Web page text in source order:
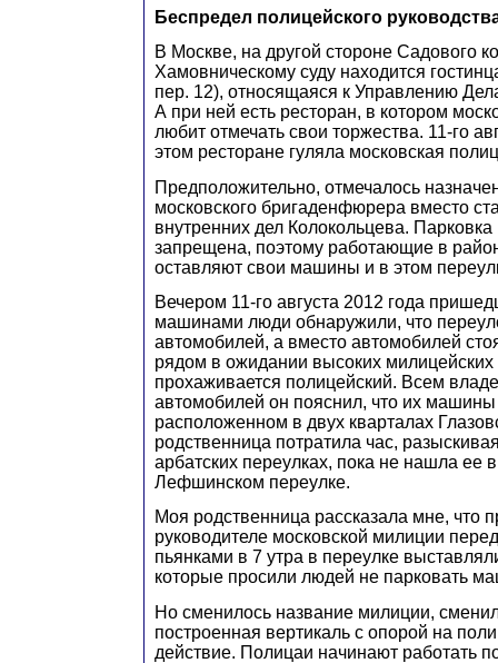
Беспредел полицейского
В Москве, на другой стороне Садового
Хамовническому суду находится
пер. 12), относящаяся к Управлению
А при ней есть ресторан, в котором
любит отмечать свои торжества. 11-го
этом ресторане гуляла московская
Предположительно, отмечалось
московского бригаденфюрера вместо
внутренних дел Колокольцева. Парковка
запрещена, поэтому работающие в
оставляют свои машины и в этом
Вечером 11-го августа 2012 года
машинами люди обнаружили, что
автомобилей, а вместо автомобилей
рядом в ожидании высоких милицейских
прохаживается полицейский. Всем
автомобилей он пояснил, что их машины
расположенном в двух кварталах
родственница потратила час,
арбатских переулках, пока не нашла ее
Лефшинском переулке.
Моя родственница рассказала мне, что
руководителе московской милиции
пьянками в 7 утра в переулке
которые просили людей не парковать
Но сменилось название милиции,
построенная вертикаль с опорой на
действие. Полицаи начинают работать